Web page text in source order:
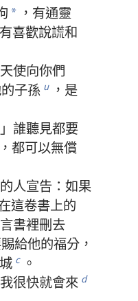
* ， 有通靈
喜歡說謊和
天使向你們
的子孫 u ， 是
誰聽見都要
， 都可以無償
的人宣告 ： 如果
這卷書上的
書裡刪去
賜給他的福分 ，
c 。
我很快就會來 d